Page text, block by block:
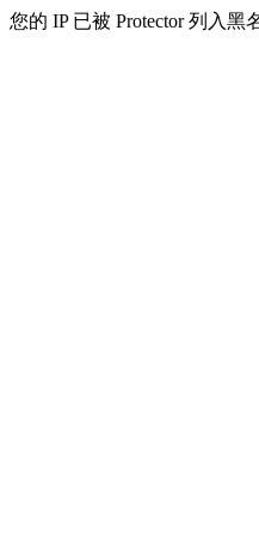
您的 IP 已被 Protector 列入黑